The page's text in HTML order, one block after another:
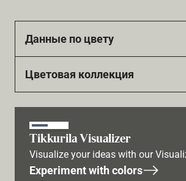
Данные по цвету
Цветовая коллекция
Tikkurila Visualizer
Visualize your ideas with our
Experiment with colors